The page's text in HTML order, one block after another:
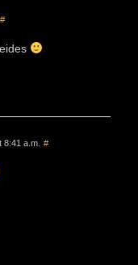
#
a.m. #